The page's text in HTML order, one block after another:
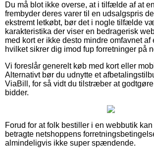
Du må blot ikke overse, at i tilfælde af at
frembyder deres varer til en udsalgspris
ekstremt letkøbt, bør det i nogle tilfælde
karakteristika der viser en bedragerisk
med kort er ikke desto mindre omfavnet af
hvilket sikrer dig imod fup forretninger på
Vi foreslår generelt køb med kort eller
Alternativt bør du udnytte et
ViaBill, for så vidt du tilstræber at
bidder.
Forud for at folk bestiller i en webbutik kan
betragte netshoppens
almindeligvis ikke super spændende.